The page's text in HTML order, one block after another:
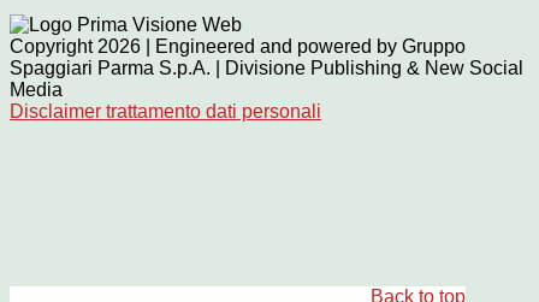
Copyright 2026 | Engineered and powered by Gruppo
Spaggiari Parma S.p.A. | Divisione Publishing & New Social
Media
Disclaimer trattamento dati personali
Back to top